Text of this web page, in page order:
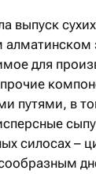
выпуск
для
путями, в
силосах –